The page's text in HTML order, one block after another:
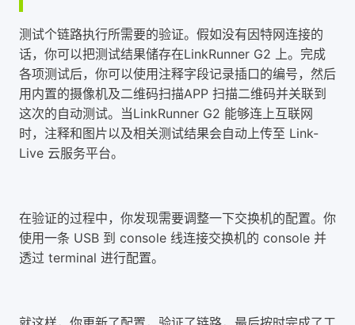
测试个链路执行所需要的验证。假如没有因特网连接的
话，你可以把测试结果储存在LinkRunner G2 上。完成
各项测试后，你可以使用注释字段记录插口的编号，然后
用内置的摄像机及二维码扫描APP 扫描二维码并关联到
这次的自动测试。当LinkRunner G2 能够连上互联网
时，注释和图片以及相关测试结果会自动上传至 Link-
Live 云服务平台。
在验证的过程中，你发现需要调整一下交换机的配置。你
使用一条 USB 到 console 线连接交换机的 console 并
透过 terminal 进行配置。